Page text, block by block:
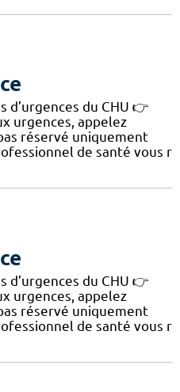
d’urgences du CHU 👉
urgences, appelez
réservé uniquement
de santé vous r
d’urgences du CHU 👉
urgences, appelez
réservé uniquement
de santé vous r